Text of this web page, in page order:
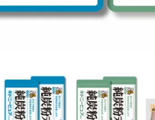
テイン